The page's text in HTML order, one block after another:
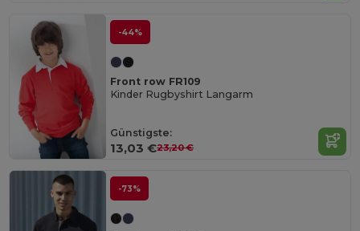
-44%
Front row FR109
Kinder Rugbyshirt Langarm
Günstigste:
13,03 €23,20 €
-73%